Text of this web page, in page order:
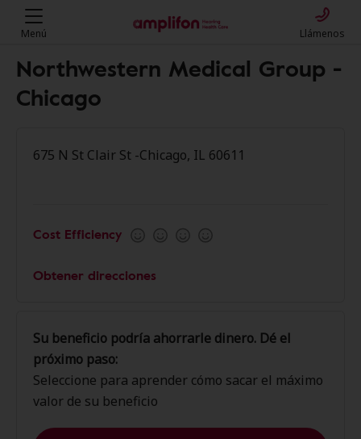
Menú Llámenos
Northwestern Medical Group -
Chicago
675 N St Clair St -Chicago, IL 60611
Cost Efficiency
Obtener direcciones
Su beneficio podría ahorrarle dinero. Dé el
próximo paso:
Seleccione para aprender cómo sacar el máximo
valor de su beneficio